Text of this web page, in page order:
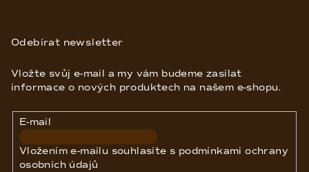
Odebírat newsletter
Vložte svůj e-mail a my vám budeme zasílat
informace o nových produktech na našem e-shopu.
E-mail
Vložením e-mailu souhlasíte s podmínkami ochrany
osobních údajů